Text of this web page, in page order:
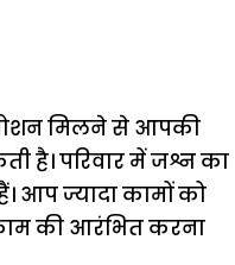
मिलने से आपकी
है। परिवार में जश्न का
आप ज्यादा कामों को
की आरंभित करना